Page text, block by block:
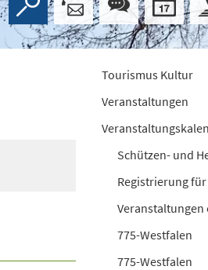
Tourismus Kultur
Veranstaltungen
Schützen- und
Registrierung
Veranstaltungen
775-Westfalen
775-Westfalen